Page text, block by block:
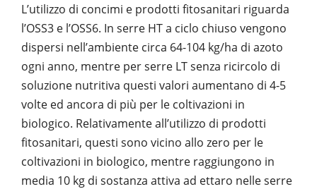
L’utilizzo di concimi e prodotti fitosanitari riguarda
l’OSS3 e l’OSS6. In serre HT a ciclo chiuso vengono
dispersi nell’ambiente circa 64-104 kg/ha di azoto
ogni anno, mentre per serre LT senza ricircolo di
soluzione nutritiva questi valori aumentano di 4-5
volte ed ancora di più per le coltivazioni in
biologico. Relativamente all’utilizzo di prodotti
fitosanitari, questi sono vicino allo zero per le
coltivazioni in biologico, mentre raggiungono in
media 10 kg di sostanza attiva ad ettaro nelle serre